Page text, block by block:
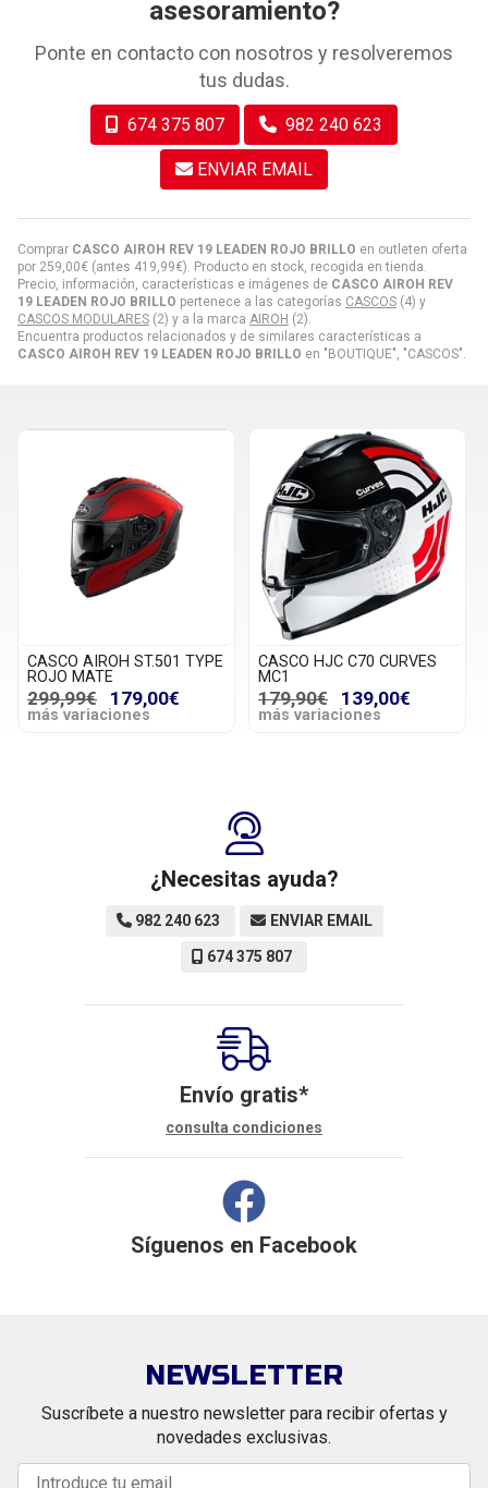
Comprar CASCO AIROH REV 19 LEADEN ROJO BRILLO en outleten oferta
por 259,00€ (antes 419,99€). Producto en stock, recogida en tienda.
Precio, información, características e imágenes de CASCO AIROH REV
19 LEADEN ROJO BRILLO pertenece a las categorías CASCOS (4) y
CASCOS MODULARES (2) y a la marca AIROH (2).
Encuentra productos relacionados y de similares características a
CASCO AIROH REV 19 LEADEN ROJO BRILLO en "BOUTIQUE", "CASCOS".
asesoramiento?
Ponte en contacto con nosotros y resolveremos
tus dudas.
674 375 807 982 240 623
ENVIAR EMAIL
CASCO AIROH ST.501 TYPE
ROJO MATE
299,99€ 179,00€
más variaciones
CASCO HJC C70 CURVES
MC1
179,90€ 139,00€
más variaciones
¿Necesitas ayuda?
982 240 623 ENVIAR EMAIL
674 375 807
Envío gratis*
consulta condiciones
Síguenos en Facebook
NEWSLETTER
Suscríbete a nuestro newsletter para recibir ofertas y
novedades exclusivas.